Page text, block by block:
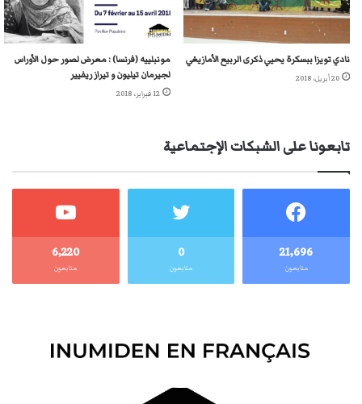
نادي تويزا ببسكرة يحيي ذكرى الربيع الأمازيغي
20 أبريل، 2018
مونبلييه (فرنسا) : معرض لصور حول الأوراس
لجيرمان تيليون و تيراز ريفيير
12 فبراير، 2018
تابعونا على الشبكات الإجتماعية
21٬696
متابعون
0
متابعون
6٬220
متابعون